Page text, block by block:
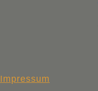
Impressum